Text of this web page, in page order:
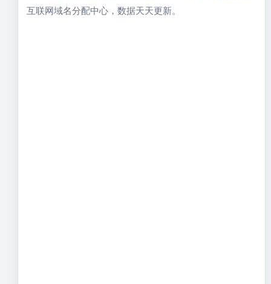
互联网域名分配中心，数据天天更新。